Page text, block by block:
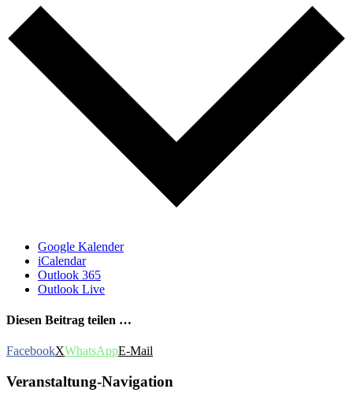
Google Kalender
iCalendar
Outlook 365
Outlook Live
Diesen Beitrag teilen …
FacebookXWhatsAppE-Mail
Veranstaltung-Navigation